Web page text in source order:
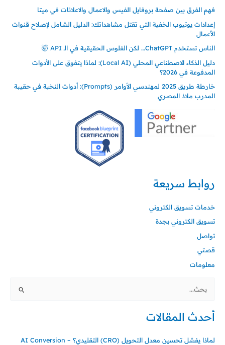
فهم الفرق بين صفحة بروفايل الفيس والاعمال والاعلانات في ميتا
إعدادات يوتيوب الخفية التي تقتل مشاهداتك: الدليل الشامل لإصلاح قنوات
الأعمال
الناس تستخدم ChatGPT… لكن الفلوس الحقيقية في الـ API 🤯
دليل الذكاء الاصطناعي المحلي (Local AI): لماذا يتفوق على الأدوات
المدفوعة في 2026؟
خارطة طريق 2025 لمهندسي الأوامر (Prompts): أدوات النخبة في حقيبة
المدرب ملاذ المصري
روابط سريعة
خدمات تسويق الكتروني
تسويق الكتروني بجدة
تواصل
قصتي
معلومات
البحث
أحدث المقالات
لماذا يفشل تحسين معدل التحويل (CRO) التقليدي؟ – AI Conversion